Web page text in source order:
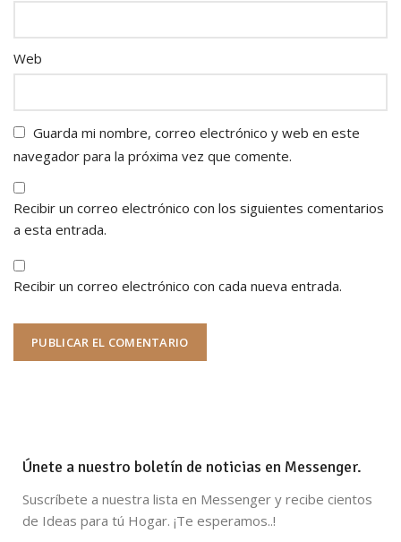
Web
Guarda mi nombre, correo electrónico y web en este
navegador para la próxima vez que comente.
Recibir un correo electrónico con los siguientes comentarios
a esta entrada.
Recibir un correo electrónico con cada nueva entrada.
Únete a nuestro boletín de noticias en Messenger.
Suscríbete a nuestra lista en Messenger y recibe cientos
de Ideas para tú Hogar. ¡Te esperamos..!